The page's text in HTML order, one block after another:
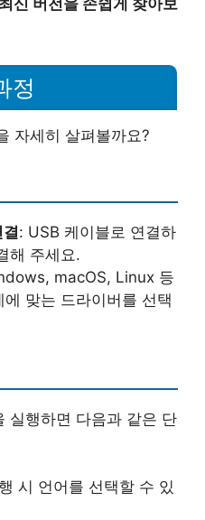
신 버전을 손쉽게 찾아보
정
자세히 살펴볼까요?
: USB 케이블로 연결하
해 주세요.
macOS, Linux 등
맞는 드라이버를 선택
실행하면 다음과 같은 단
시 언어를 선택할 수 있